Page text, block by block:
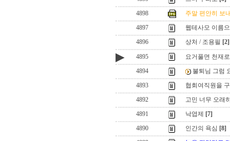
4898
주말 편안히 보
4897
웹테사모 이름
4896
상처 / 조용필 [2]
▶ 4895
요거풀면 천재
4894
불퇴님 그럼
4893
협회여직원을
4892
고민 너무 오래
4891
낙엽제
[7]
4890
인간의 욕심 [8]